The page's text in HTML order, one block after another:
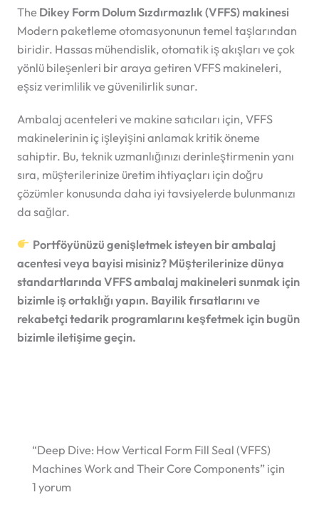
The Dikey Form Dolum Sızdırmazlık (VFFS) makinesi
Modern paketleme otomasyonunun temel taşlarından
biridir. Hassas mühendislik, otomatik iş akışları ve çok
yönlü bileşenleri bir araya getiren VFFS makineleri,
eşsiz verimlilik ve güvenilirlik sunar.
Ambalaj acenteleri ve makine satıcıları için, VFFS
makinelerinin iç işleyişini anlamak kritik öneme
sahiptir. Bu, teknik uzmanlığınızı derinleştirmenin yanı
sıra, müşterilerinize üretim ihtiyaçları için doğru
çözümler konusunda daha iyi tavsiyelerde bulunmanızı
da sağlar.
Portföyünüzü genişletmek isteyen bir ambalaj
acentesi veya bayisi misiniz? Müşterilerinize dünya
standartlarında VFFS ambalaj makineleri sunmak için
bizimle iş ortaklığı yapın. Bayilik fırsatlarını ve
rekabetçi tedarik programlarını keşfetmek için bugün
bizimle iletişime geçin.
“Deep Dive: How Vertical Form Fill Seal (VFFS)
Machines Work and Their Core Components” için
1 yorum